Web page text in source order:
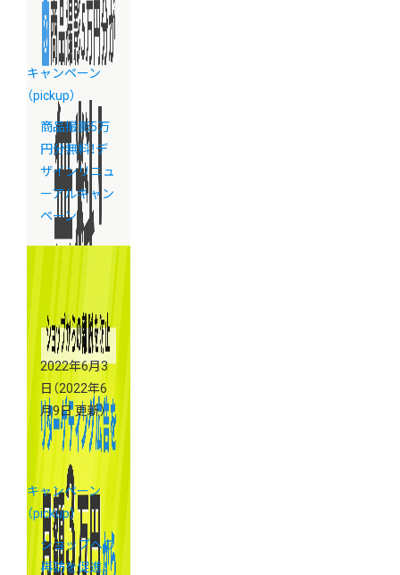
キャンペーン
（pickup）
商品撮影5万
円分無料！デ
ザインリニュ
ーアルキャン
ペーン
2022年6月3
日 （2022年6
月9日 更新）
キャンペーン
（pickup）
ショップへの
再訪を促進！